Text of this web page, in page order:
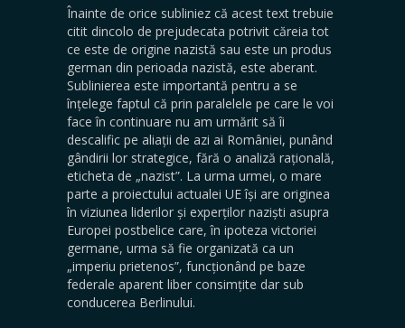
Înainte de orice subliniez că acest text trebuie
citit dincolo de prejudecata potrivit căreia tot
ce este de origine nazistă sau este un produs
german din perioada nazistă, este aberant.
Sublinierea este importantă pentru a se
înțelege faptul că prin paralelele pe care le voi
face în continuare nu am urmărit să îi
descalific pe aliații de azi ai României, punând
gândirii lor strategice, fără o analiză rațională,
eticheta de „nazist”. La urma urmei, o mare
parte a proiectului actualei UE își are originea
în viziunea liderilor și experților naziști asupra
Europei postbelice care, în ipoteza victoriei
germane, urma să fie organizată ca un
„imperiu prietenos”, funcționând pe baze
federale aparent liber consimțite dar sub
conducerea Berlinului.